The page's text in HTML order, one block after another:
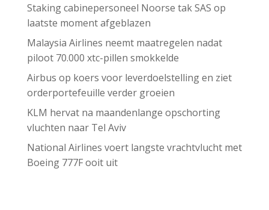
Staking cabinepersoneel Noorse tak SAS op
laatste moment afgeblazen
Malaysia Airlines neemt maatregelen nadat
piloot 70.000 xtc-pillen smokkelde
Airbus op koers voor leverdoelstelling en ziet
orderportefeuille verder groeien
KLM hervat na maandenlange opschorting
vluchten naar Tel Aviv
National Airlines voert langste vrachtvlucht met
Boeing 777F ooit uit